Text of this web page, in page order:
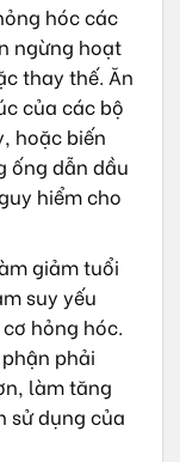
hóc các
ngừng hoạt
thay thế. Ăn
của các bộ
hoặc biến
ống dẫn dầu
hiểm cho
giảm tuổi
suy yếu
hỏng hóc.
phải
làm tăng
sử dụng của